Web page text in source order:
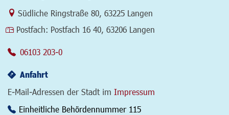
Link zur Google-Maps Navigation
Südliche Ringstraße 80 63225 Langen
Postfach: Postfach 16 40, 63206 Langen
06103 203-0
Anfahrt
E-Mail-Adressen der Stadt im Impressum
Einheitliche Behördennummer 115